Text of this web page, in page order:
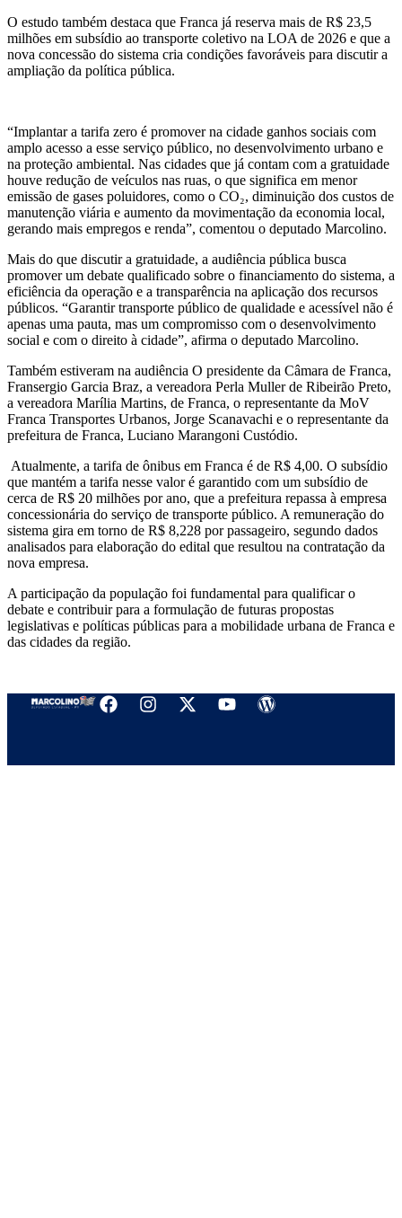
O estudo também destaca que Franca já reserva mais de R$ 23,5
milhões em subsídio ao transporte coletivo na LOA de 2026 e que a
nova concessão do sistema cria condições favoráveis para discutir a
ampliação da política pública.
“Implantar a tarifa zero é promover na cidade ganhos sociais com
amplo acesso a esse serviço público, no desenvolvimento urbano e
na proteção ambiental. Nas cidades que já contam com a gratuidade
houve redução de veículos nas ruas, o que significa em menor
emissão de gases poluidores, como o CO₂, diminuição dos custos de
manutenção viária e aumento da movimentação da economia local,
gerando mais empregos e renda”, comentou o deputado Marcolino.
Mais do que discutir a gratuidade, a audiência pública busca
promover um debate qualificado sobre o financiamento do sistema, a
eficiência da operação e a transparência na aplicação dos recursos
públicos. “Garantir transporte público de qualidade e acessível não é
apenas uma pauta, mas um compromisso com o desenvolvimento
social e com o direito à cidade”, afirma o deputado Marcolino.
Também estiveram na audiência O presidente da Câmara de Franca,
Fransergio Garcia Braz, a vereadora Perla Muller de Ribeirão Preto,
a vereadora Marília Martins, de Franca, o representante da MoV
Franca Transportes Urbanos, Jorge Scanavachi e o representante da
prefeitura de Franca, Luciano Marangoni Custódio.
Atualmente, a tarifa de ônibus em Franca é de R$ 4,00. O subsídio
que mantém a tarifa nesse valor é garantido com um subsídio de
cerca de R$ 20 milhões por ano, que a prefeitura repassa à empresa
concessionária do serviço de transporte público. A remuneração do
sistema gira em torno de R$ 8,228 por passageiro, segundo dados
analisados para elaboração do edital que resultou na contratação da
nova empresa.
A participação da população foi fundamental para qualificar o
debate e contribuir para a formulação de futuras propostas
legislativas e políticas públicas para a mobilidade urbana de Franca e
das cidades da região.